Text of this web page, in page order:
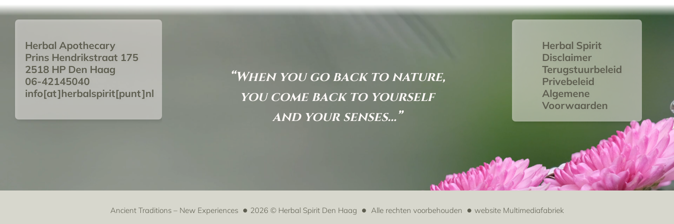
€59,95.€49,95.
Herbal Apothecary
Prins Hendrikstraat 175
2518 HP Den Haag
06-42145040
info[at]herbalspirit[punt]nl
“When you go back to nature,
you come back to yourself
and your senses…”
Herbal Spirit
Disclaimer
Terugstuurbeleid
Privebeleid
Algemene
Voorwaarden
Ancient Traditions – New Experiences 2026 © Herbal Spirit Den Haag Alle rechten voorbehouden website Multimediafabriek